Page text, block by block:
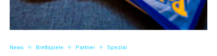
News Brettspiele Partner Spezial